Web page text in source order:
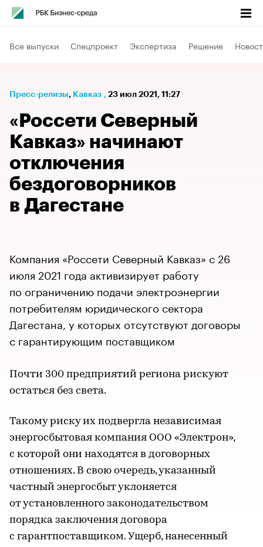
Все выпуски Спецпроект Экспертиза Решение
Пресс-релизы⁠, Кавказ , 23 июл 2021, 11:27
«Россети Северный
Кавказ» начинают
отключения
бездоговорников
в Дагестане
Компания «Россети Северный Кавказ» с 26
июля 2021 года активизирует работу
по ограничению подачи электроэнергии
потребителям юридического сектора
Дагестана, у которых отсутствуют договоры
с гарантирующим поставщиком
Почти 300 предприятий региона рискуют
остаться без света.
Такому риску их подвергла независимая
энергосбытовая компания ООО «Электрон»,
с которой они находятся в договорных
отношениях. В свою очередь, указанный
частный энергосбыт уклоняется
от установленного законодательством
порядка заключения договора
с гарантпоставщиком. Ущерб, нанесенный